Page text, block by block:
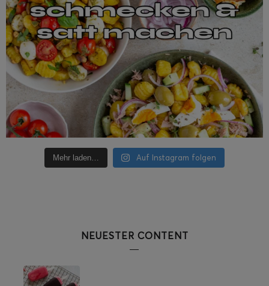
Mehr laden… Auf Instagram folgen
NEUESTER CONTENT